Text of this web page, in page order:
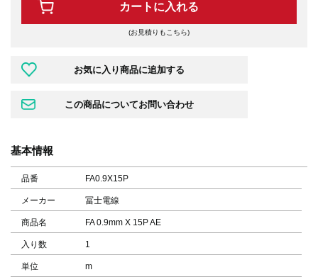
カートに入れる
(お見積りもこちら)
基本情報
品番 FA0.9X15P
メーカー 冨士電線
商品名 FA 0.9mm X 15P AE
入り数 1
単位 m